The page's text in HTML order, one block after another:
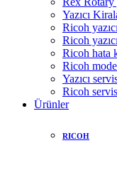
Yazıcı
Ricoh
Ricoh
Ricoh hata
Ricoh
Yazıcı
Ricoh
Ürünler
RICOH